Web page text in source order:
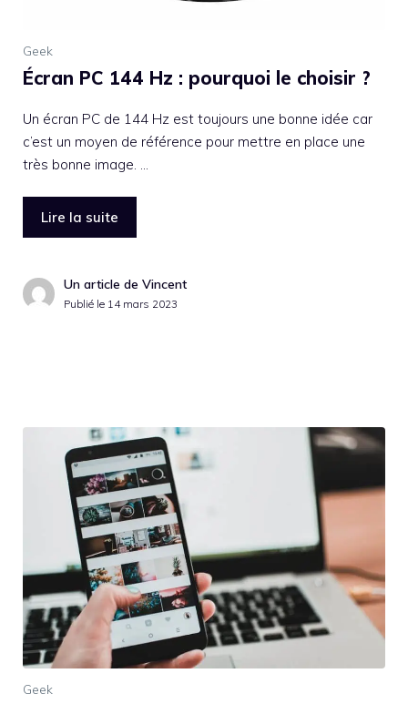
Geek
Écran PC 144 Hz : pourquoi le choisir ?
Un écran PC de 144 Hz est toujours une bonne idée car
c’est un moyen de référence pour mettre en place une
très bonne image. …
Lire la suite
Un article de Vincent
Publié le 14 mars 2023
Geek